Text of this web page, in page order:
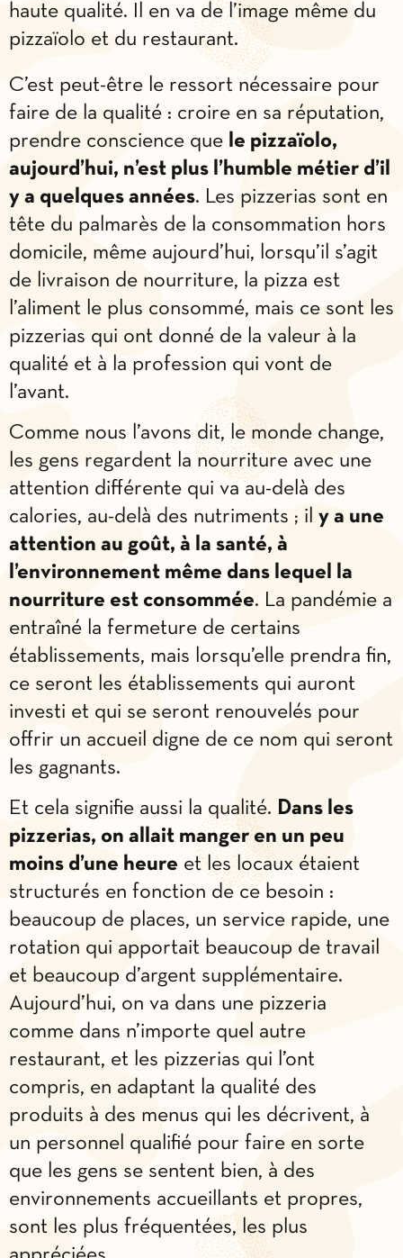
haute qualité. Il en va de l’image même du
pizzaïolo et du restaurant.
C’est peut-être le ressort nécessaire pour
faire de la qualité : croire en sa réputation,
prendre conscience que le pizzaïolo,
aujourd’hui, n’est plus l’humble métier d’il
y a quelques années. Les pizzerias sont en
tête du palmarès de la consommation hors
domicile, même aujourd’hui, lorsqu’il s’agit
de livraison de nourriture, la pizza est
l’aliment le plus consommé, mais ce sont les
pizzerias qui ont donné de la valeur à la
qualité et à la profession qui vont de
l’avant.
Comme nous l’avons dit, le monde change,
les gens regardent la nourriture avec une
attention différente qui va au-delà des
calories, au-delà des nutriments ; il y a une
attention au goût, à la santé, à
l’environnement même dans lequel la
nourriture est consommée. La pandémie a
entraîné la fermeture de certains
établissements, mais lorsqu’elle prendra fin,
ce seront les établissements qui auront
investi et qui se seront renouvelés pour
offrir un accueil digne de ce nom qui seront
les gagnants.
Et cela signifie aussi la qualité. Dans les
pizzerias, on allait manger en un peu
moins d’une heure et les locaux étaient
structurés en fonction de ce besoin :
beaucoup de places, un service rapide, une
rotation qui apportait beaucoup de travail
et beaucoup d’argent supplémentaire.
Aujourd’hui, on va dans une pizzeria
comme dans n’importe quel autre
restaurant, et les pizzerias qui l’ont
compris, en adaptant la qualité des
produits à des menus qui les décrivent, à
un personnel qualifié pour faire en sorte
que les gens se sentent bien, à des
environnements accueillants et propres,
sont les plus fréquentées, les plus